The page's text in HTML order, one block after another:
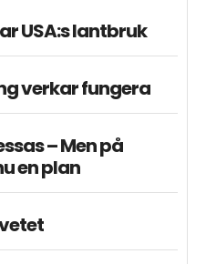
USA:s lantbruk
verkar fungera
– Men på
en plan